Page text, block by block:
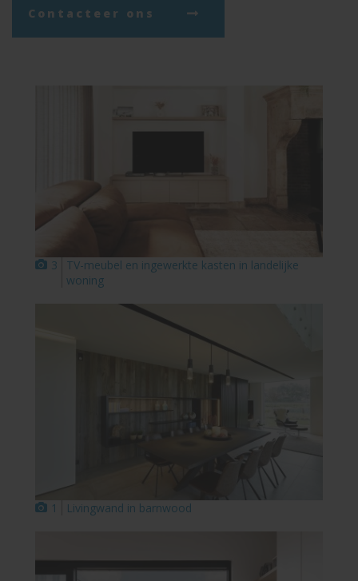
Contacteer ons
3
TV-meubel en ingewerkte kasten in landelijke
woning
1 Livingwand in barnwood